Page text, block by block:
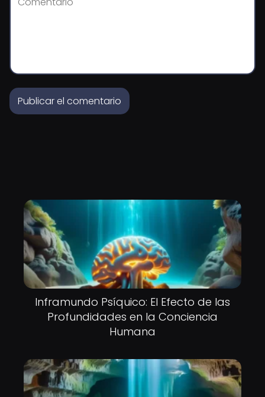
Inframundo Psíquico: El Efecto de las
Profundidades en la Conciencia
Humana